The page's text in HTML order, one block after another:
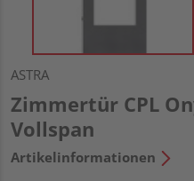
ASTRA
Zimmertür CPL
Vollspan
Artikelinformationen